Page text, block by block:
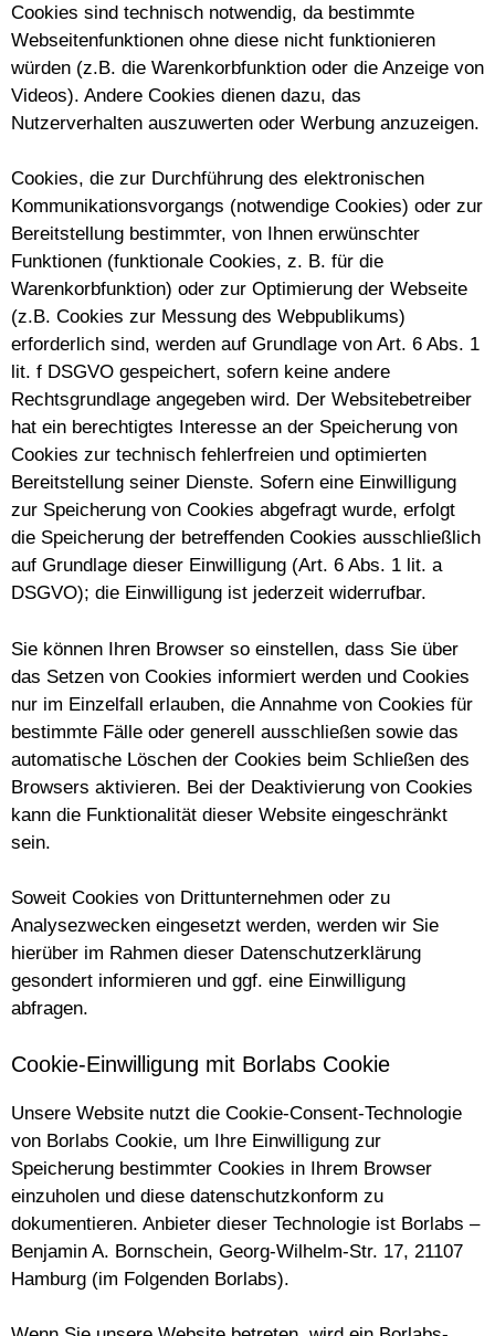
Cookies sind technisch notwendig, da bestimmte
Webseitenfunktionen ohne diese nicht funktionieren
würden (z.B. die Warenkorbfunktion oder die Anzeige von
Videos). Andere Cookies dienen dazu, das
Nutzerverhalten auszuwerten oder Werbung anzuzeigen.
Cookies, die zur Durchführung des elektronischen
Kommunikationsvorgangs (notwendige Cookies) oder zur
Bereitstellung bestimmter, von Ihnen erwünschter
Funktionen (funktionale Cookies, z. B. für die
Warenkorbfunktion) oder zur Optimierung der Webseite
(z.B. Cookies zur Messung des Webpublikums)
erforderlich sind, werden auf Grundlage von Art. 6 Abs. 1
lit. f DSGVO gespeichert, sofern keine andere
Rechtsgrundlage angegeben wird. Der Websitebetreiber
hat ein berechtigtes Interesse an der Speicherung von
Cookies zur technisch fehlerfreien und optimierten
Bereitstellung seiner Dienste. Sofern eine Einwilligung
zur Speicherung von Cookies abgefragt wurde, erfolgt
die Speicherung der betreffenden Cookies ausschließlich
auf Grundlage dieser Einwilligung (Art. 6 Abs. 1 lit. a
DSGVO); die Einwilligung ist jederzeit widerrufbar.
Sie können Ihren Browser so einstellen, dass Sie über
das Setzen von Cookies informiert werden und Cookies
nur im Einzelfall erlauben, die Annahme von Cookies für
bestimmte Fälle oder generell ausschließen sowie das
automatische Löschen der Cookies beim Schließen des
Browsers aktivieren. Bei der Deaktivierung von Cookies
kann die Funktionalität dieser Website eingeschränkt
sein.
Soweit Cookies von Drittunternehmen oder zu
Analysezwecken eingesetzt werden, werden wir Sie
hierüber im Rahmen dieser Datenschutzerklärung
gesondert informieren und ggf. eine Einwilligung
abfragen.
Cookie-Einwilligung mit Borlabs Cookie
Unsere Website nutzt die Cookie-Consent-Technologie
von Borlabs Cookie, um Ihre Einwilligung zur
Speicherung bestimmter Cookies in Ihrem Browser
einzuholen und diese datenschutzkonform zu
dokumentieren. Anbieter dieser Technologie ist Borlabs –
Benjamin A. Bornschein, Georg-Wilhelm-Str. 17, 21107
Hamburg (im Folgenden Borlabs).